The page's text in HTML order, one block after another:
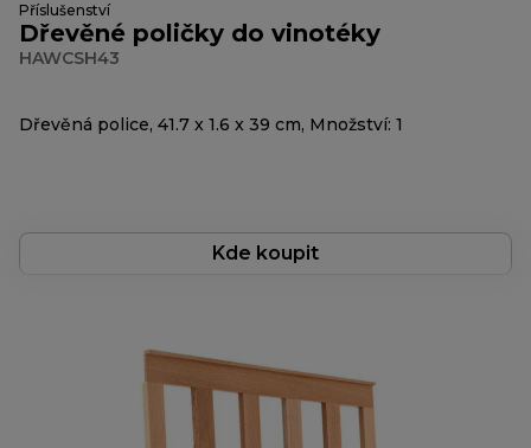
Příslušenství
Dřevěné poličky do vinotéky
HAWCSH43
Dřevěná police, 41.7 x 1.6 x 39 cm, Množství: 1
Kde koupit